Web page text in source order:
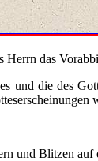
das
und die des
und Blitzen auf